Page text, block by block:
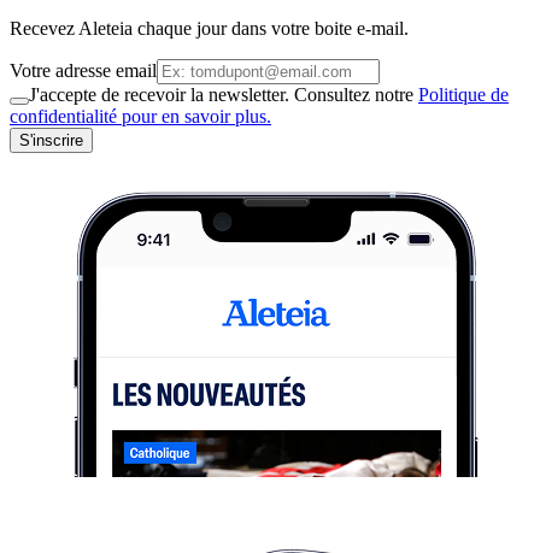
Recevez Aleteia chaque jour dans votre boite e-mail.
Votre adresse email
J'accepte de recevoir la newsletter. Consultez notre Politique de
confidentialité pour en savoir plus.
S'inscrire